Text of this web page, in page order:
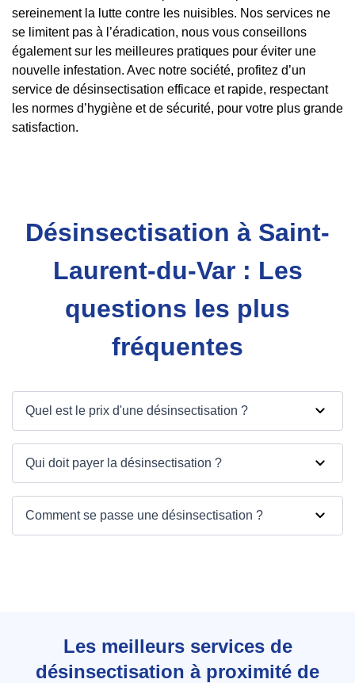
sereinement la lutte contre les nuisibles. Nos services ne
se limitent pas à l’éradication, nous vous conseillons
également sur les meilleures pratiques pour éviter une
nouvelle infestation. Avec notre société, profitez d’un
service de désinsectisation efficace et rapide, respectant
les normes d’hygiène et de sécurité, pour votre plus grande
satisfaction.
Désinsectisation à Saint-
Laurent-du-Var : Les
questions les plus
fréquentes
Quel est le prix d'une désinsectisation ?
Qui doit payer la désinsectisation ?
Comment se passe une désinsectisation ?
Les meilleurs services de
désinsectisation à proximité de